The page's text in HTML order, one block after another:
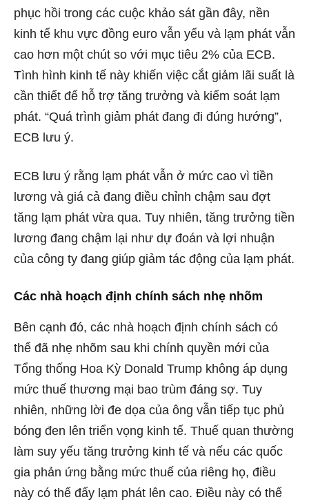
phục hồi trong các cuộc khảo sát gần đây, nền
kinh tế khu vực đồng euro vẫn yếu và lạm phát vẫn
cao hơn một chút so với mục tiêu 2% của ECB.
Tình hình kinh tế này khiến việc cắt giảm lãi suất là
cần thiết để hỗ trợ tăng trưởng và kiểm soát lạm
phát. “Quá trình giảm phát đang đi đúng hướng”,
ECB lưu ý.
ECB lưu ý rằng lạm phát vẫn ở mức cao vì tiền
lương và giá cả đang điều chỉnh chậm sau đợt
tăng lạm phát vừa qua. Tuy nhiên, tăng trưởng tiền
lương đang chậm lại như dự đoán và lợi nhuận
của công ty đang giúp giảm tác động của lạm phát.
Các nhà hoạch định chính sách nhẹ nhõm
Bên cạnh đó, các nhà hoạch định chính sách có
thể đã nhẹ nhõm sau khi chính quyền mới của
Tổng thống Hoa Kỳ Donald Trump không áp dụng
mức thuế thương mại bao trùm đáng sợ. Tuy
nhiên, những lời đe dọa của ông vẫn tiếp tục phủ
bóng đen lên triển vọng kinh tế. Thuế quan thường
làm suy yếu tăng trưởng kinh tế và nếu các quốc
gia phản ứng bằng mức thuế của riêng họ, điều
này có thể đẩy lạm phát lên cao. Điều này có thể